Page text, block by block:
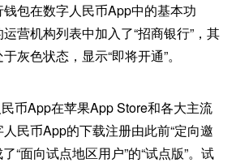
包在数字人民币App中的基本功
营机构列表中加入了“招商银行”，其
灰色状态，显示“即将开通”。
币App在苹果App Store和各大主流
民币App的下载注册由此前“定向邀
“面向试点地区用户”的“试点版”。试